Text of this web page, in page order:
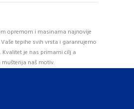
opremom i masinama najnovije
tepihe svih vrsta i garanrujemo
Kvalitet je nas primarni cilj a
naš motiv.